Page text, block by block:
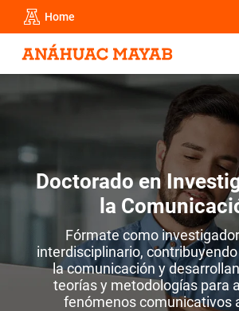
Home
Doctorado en I
la
Fórmate como
interdisciplinario,
la comunicación y
teorías y metodologías para
fenómenos comunicativos